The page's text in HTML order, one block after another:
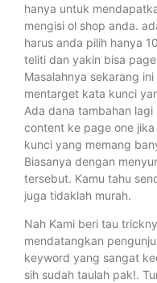
hanya untuk
mengisi ol shop anda.
harus anda pilih hanya
teliti dan yakin bisa
Masalahnya sekarang
mentarget kata kunci
Ada dana tambahan
content ke page one
kunci yang memang
Biasanya dengan
tersebut. Kamu tahu
juga tidaklah murah.
Nah Kami beri tau
mendatangkan
keyword yang sangat
sih sudah taulah pak!.